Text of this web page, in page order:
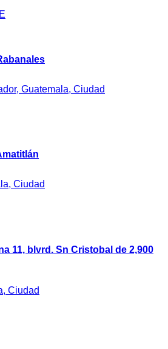
Guatemala, Ciudad
Ciudad
11, blvrd. Sn Cristobal de 2,900
Ciudad